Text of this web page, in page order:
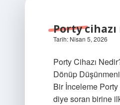
Porty
Tarih: Nisan 5, 2026
Porty Cihazı
Dönüp
Bir İnceleme Porty
diye soran birine